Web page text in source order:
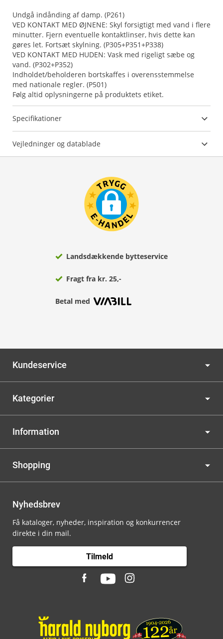
Undgå indånding af damp. (P261)
VED KONTAKT MED ØJNENE: Skyl forsigtigt med vand i flere
minutter. Fjern eventuelle kontaktlinser, hvis dette kan
gøres let. Fortsæt skylning. (P305+P351+P338)
VED KONTAKT MED HUDEN: Vask med rigeligt sæbe og
vand. (P302+P352)
Indholdet/beholderen bortskaffes i overensstemmelse
med nationale regler. (P501)
Følg altid oplysningerne på produktets etiket.
Specifikationer
Vejledninger og datablade
Landsdækkende bytteservice
Fragt fra kr. 25,-
Betal med
Kundeservice
Kategorier
Information
Shopping
Nyhedsbrev
Få kataloger, nyheder, inspiration og konkurrencer
direkte i din mail.
Tilmeld